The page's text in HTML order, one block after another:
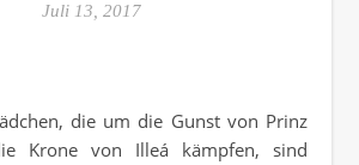
Juli 13, 2017
die um die Gunst von Prinz
Krone von Illeá kämpfen, sind